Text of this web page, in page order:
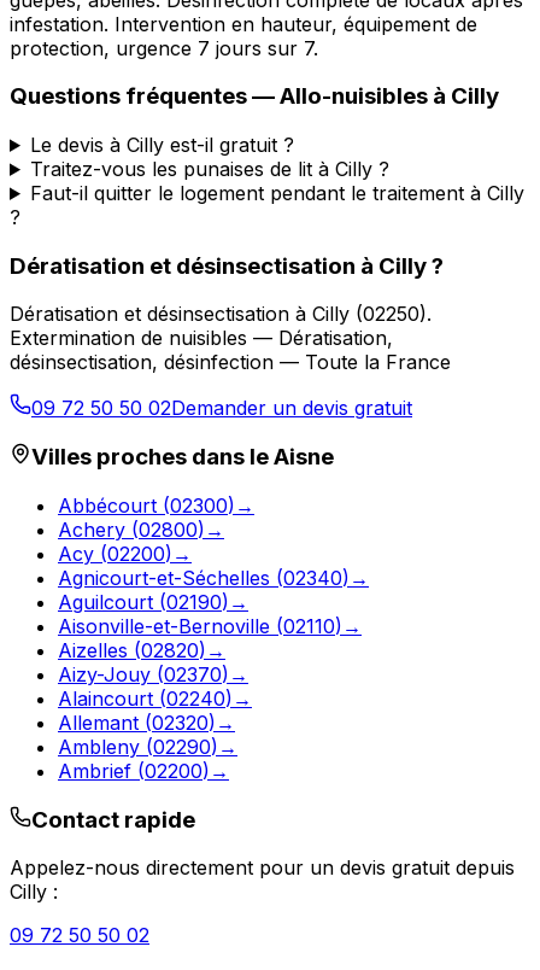
infestation. Intervention en hauteur, équipement de
protection, urgence 7 jours sur 7.
Questions fréquentes —Allo-nuisibles à Cilly
Le devis à Cilly est-il gratuit ?
Traitez-vous les punaises de lit à Cilly ?
Faut-il quitter le logement pendant le traitement à Cilly
?
Dératisation et désinsectisation à Cilly?
Dératisation et désinsectisation à Cilly (02250).
Extermination de nuisibles — Dératisation,
désinsectisation, désinfection — Toute la France
09 72 50 50 02Demander un devis gratuit
Villes proches dans leAisne
Abbécourt (02300) →
Achery (02800) →
Acy (02200) →
Agnicourt-et-Séchelles (02340) →
Aguilcourt (02190) →
Aisonville-et-Bernoville (02110) →
Aizelles (02820) →
Aizy-Jouy (02370) →
Alaincourt (02240) →
Allemant (02320) →
Ambleny (02290) →
Ambrief (02200) →
Contact rapide
Appelez-nous directement pour un devis gratuit depuis
Cilly :
09 72 50 50 02